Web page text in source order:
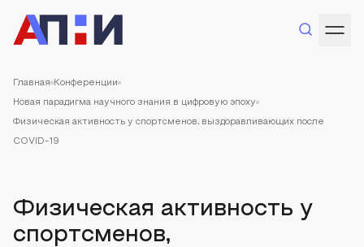
Главная Конференции
Новая парадигма научного знания в цифровую эпоху
Физическая активность у спортсменов, выздоравливающих после
COVID-19
Физическая активность у
спортсменов,